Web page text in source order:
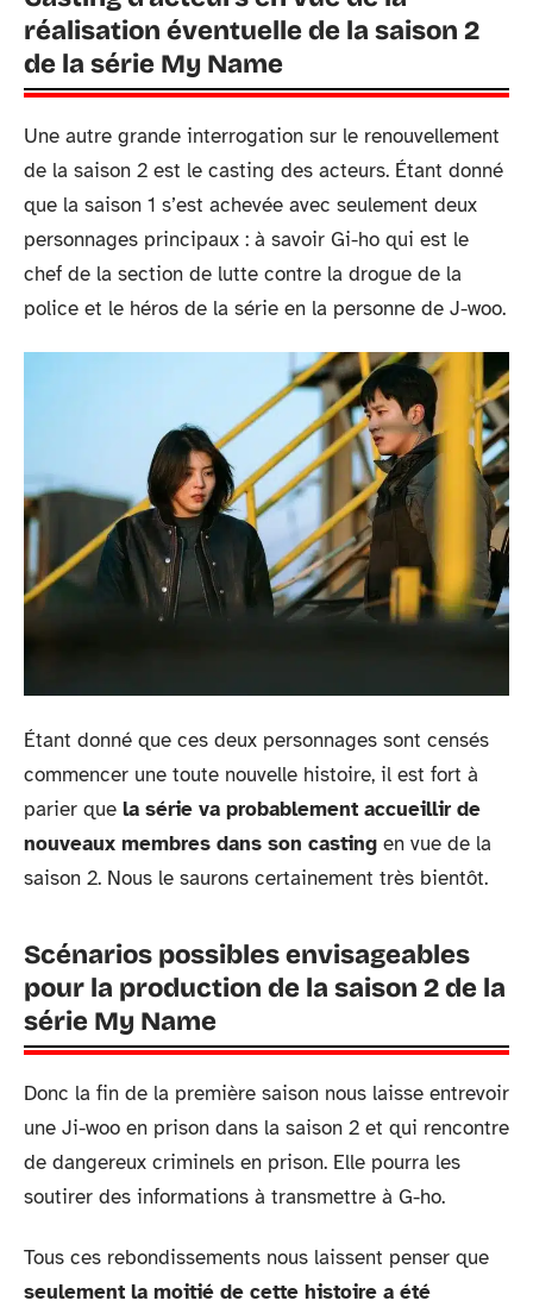
réalisation éventuelle de la saison 2
de la série My Name
Une autre grande interrogation sur le renouvellement
de la saison 2 est le casting des acteurs. Étant donné
que la saison 1 s’est achevée avec seulement deux
personnages principaux : à savoir Gi-ho qui est le
chef de la section de lutte contre la drogue de la
police et le héros de la série en la personne de J-woo.
Étant donné que ces deux personnages sont censés
commencer une toute nouvelle histoire, il est fort à
parier que la série va probablement accueillir de
nouveaux membres dans son casting en vue de la
saison 2. Nous le saurons certainement très bientôt.
Scénarios possibles envisageables
pour la production de la saison 2 de la
série My Name
Donc la fin de la première saison nous laisse entrevoir
une Ji-woo en prison dans la saison 2 et qui rencontre
de dangereux criminels en prison. Elle pourra les
soutirer des informations à transmettre à G-ho.
Tous ces rebondissements nous laissent penser que
seulement la moitié de cette histoire a été